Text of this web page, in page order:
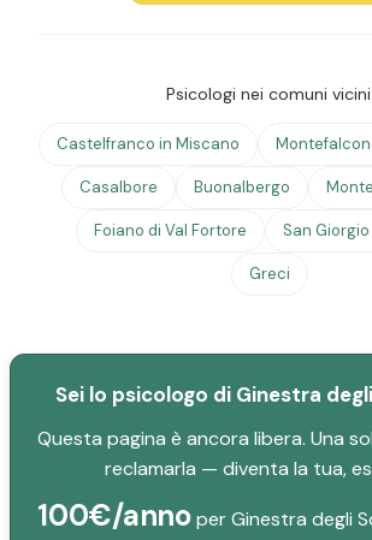
Psicologi nei comuni vicini:
Castelfranco in Miscano
Casalbore Buonalbergo
Foiano di Val Fortore San
Greci
Sei lo psicologo di Ginestra
Questa pagina è ancora libera. Una
reclamarla — diventa la tua,
100€/annoper Ginestra degli